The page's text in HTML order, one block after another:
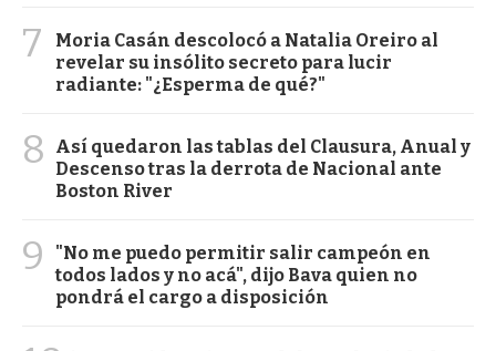
7
Moria Casán descolocó a Natalia Oreiro al
revelar su insólito secreto para lucir
radiante: "¿Esperma de qué?"
8
Así quedaron las tablas del Clausura, Anual y
Descenso tras la derrota de Nacional ante
Boston River
9
"No me puedo permitir salir campeón en
todos lados y no acá", dijo Bava quien no
pondrá el cargo a disposición